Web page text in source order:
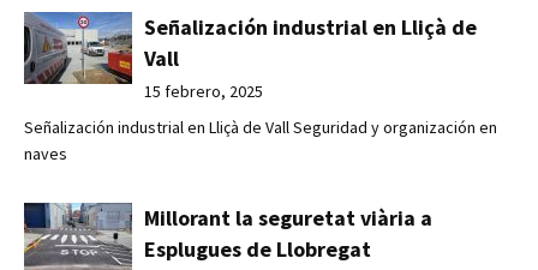
Señalización industrial en Lliçà de
Vall
15 febrero, 2025
Señalización industrial en Lliçà de Vall Seguridad y organización en
naves
Millorant la seguretat viària a
Esplugues de Llobregat